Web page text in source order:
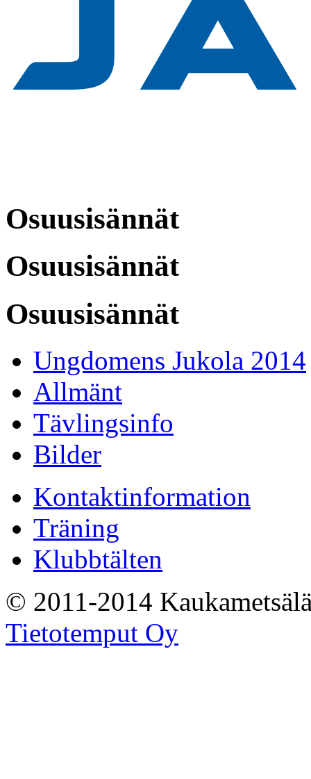
Osuusisännät
Osuusisännät
Osuusisännät
Ungdomens Jukola 2014
Allmänt
Tävlingsinfo
Bilder
Kontaktinformation
Träning
Klubbtälten
© 2011-2014
Tietotemput Oy